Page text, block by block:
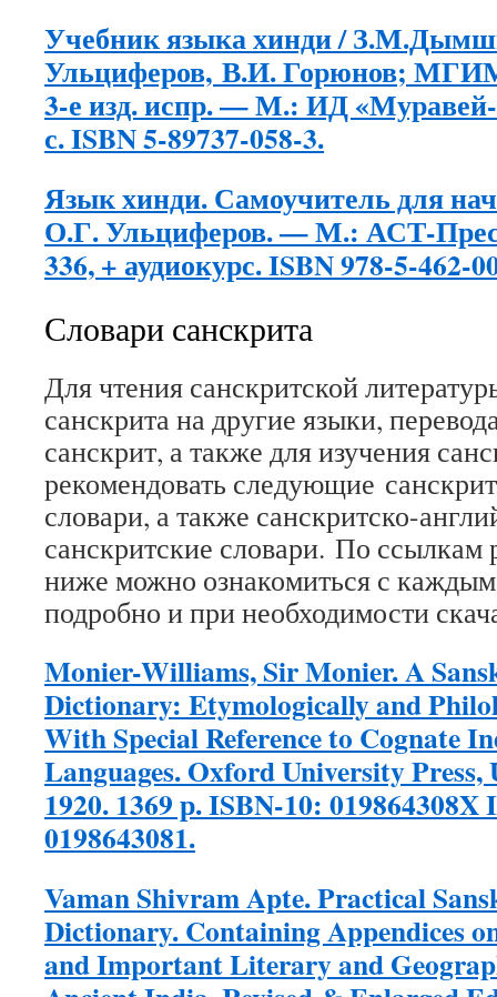
Учебник языка хинди /
Ульциферов, В.И. Горюнов;
3-е изд. испр. — М.: ИД
с. ISBN 5-89737-058-3.
Язык хинди. Самоучитель для
О.Г. Ульциферов. — М.: АСТ-
336, + аудиокурс. ISBN 978-5-462-
Словари санскрита
Для чтения санскритской
санскрита на другие языки,
санскрит, а также для изучения
рекомендовать следующие
словари, а также санскритско-
санскритские словари. По
ниже можно ознакомиться с
подробно и при необходимости
Monier-Williams, Sir Monier. A
Dictionary: Etymologically and
With Special Reference to Cognate
Languages. Oxford University Press,
1920. 1369 р. ISBN-10: 019864308X
0198643081.
Vaman Shivram Apte. Practical
Dictionary. Containing Appendices
and Important Literary and